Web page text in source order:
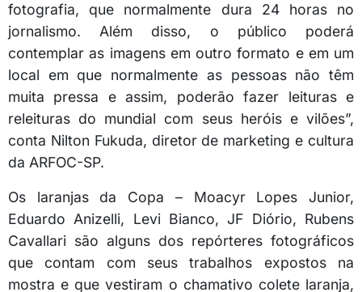
fotografia, que normalmente dura 24 horas no
jornalismo. Além disso, o público poderá
contemplar as imagens em outro formato e em um
local em que normalmente as pessoas não têm
muita pressa e assim, poderão fazer leituras e
releituras do mundial com seus heróis e vilões”,
conta Nilton Fukuda, diretor de marketing e cultura
da ARFOC-SP.
Os laranjas da Copa – Moacyr Lopes Junior,
Eduardo Anizelli, Levi Bianco, JF Diório, Rubens
Cavallari são alguns dos repórteres fotográficos
que contam com seus trabalhos expostos na
mostra e que vestiram o chamativo colete laranja,